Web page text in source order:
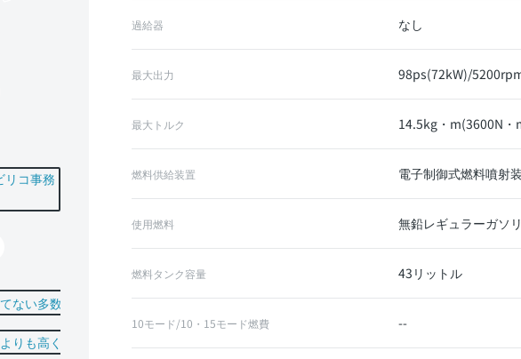
過給器 なし
最大出力 98ps(72kW)/
最大トルク 14.5kg・m(3600N
燃料供給装置 電子制御式燃料噴射
使用燃料 無鉛レギュラーガソ
燃料タンク容量 43リットル
10モード/10・15モード燃費 --